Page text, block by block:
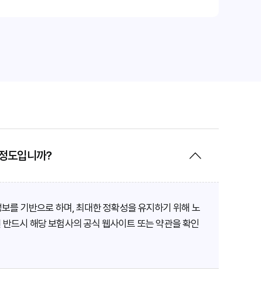
도입니까?
를 기반으로 하며, 최대한 정확성을 유지하기 위해 노
드시 해당 보험사의 공식 웹사이트 또는 약관을 확인